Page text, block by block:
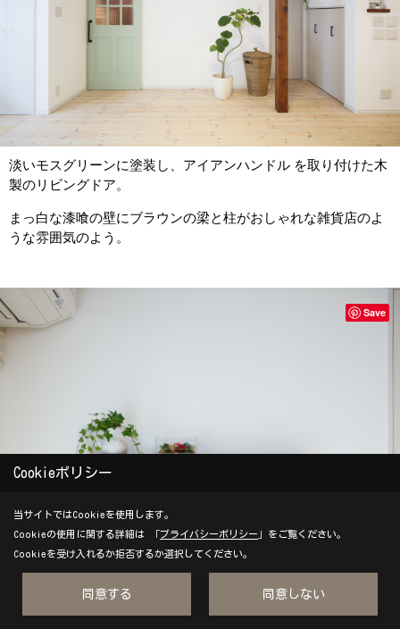
淡いモスグリーンに塗装し、アイアンハンドル を取り付けた木
製のリビングドア。
まっ白な漆喰の壁にブラウンの梁と柱がおしゃれな雑貨店のよ
うな雰囲気のよう。
Save
Cookieポリシー
当サイトではCookieを使用します。
Cookieの使用に関する詳細は 「プライバシーポリシー 」をご覧ください。
Cookieを受け入れるか拒否するか選択してください。
同意する 同意しない